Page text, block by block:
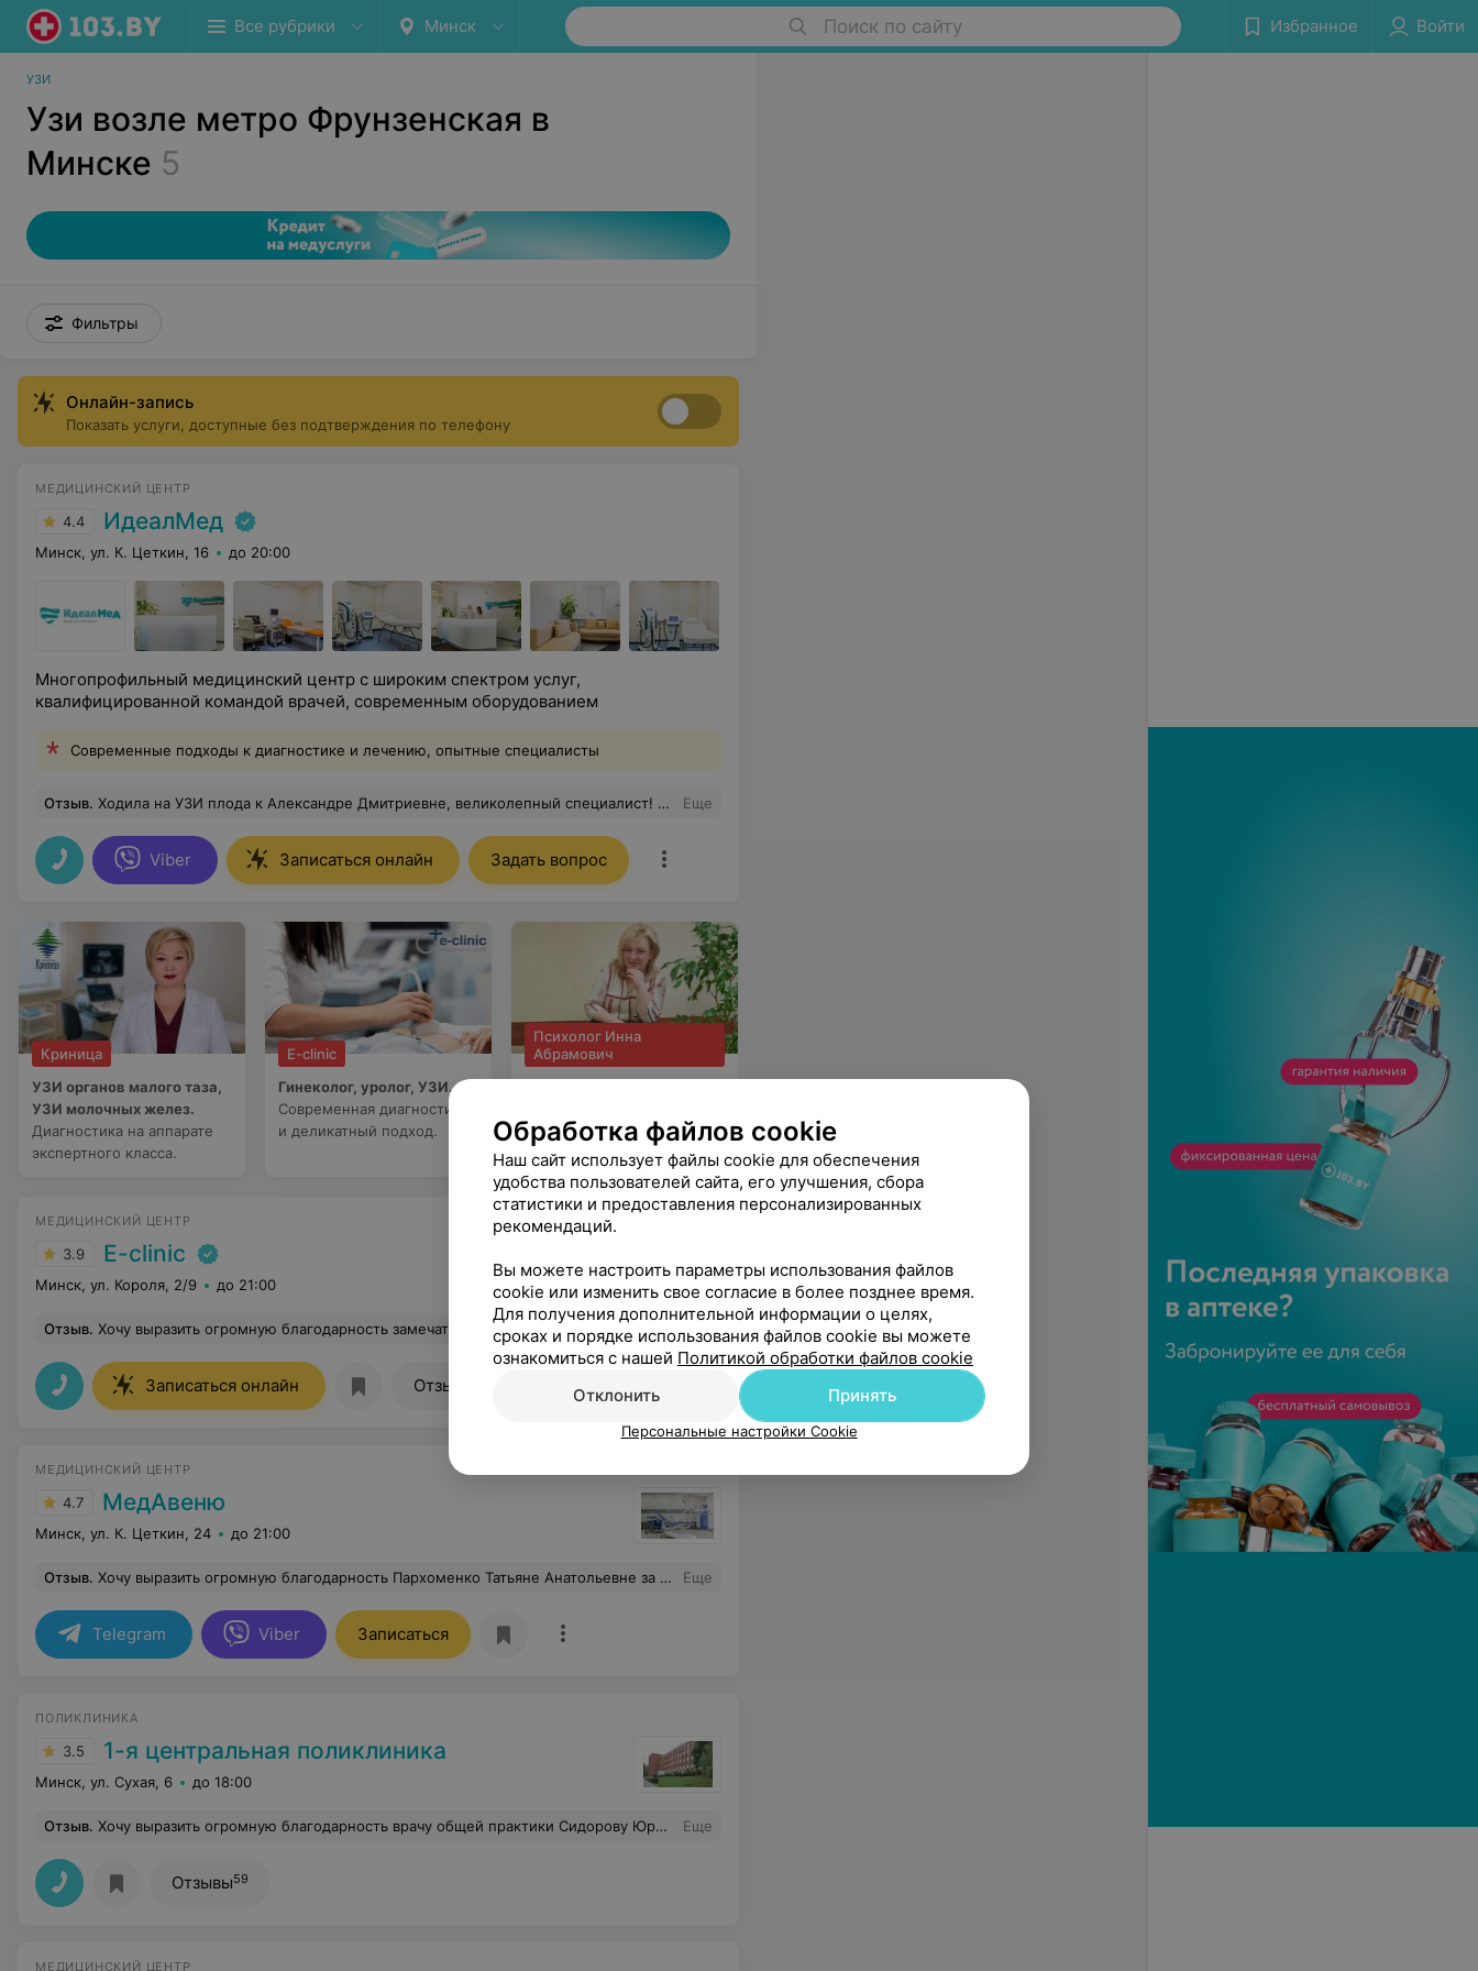
Все рубрики Минск Поиск по сайту Избранное Войти
УЗИ
Узи возле метро Фрунзенская в
Минске 5
Фильтры
Онлайн-запись
Показать услуги, доступные без подтверждения по телефону
МЕДИЦИНСКИЙ ЦЕНТР
4.4 ИдеалМед
Минск, ул. К. Цеткин, 16 до 20:00
Многопрофильный медицинский центр с широким спектром услуг,
квалифицированной командой врачей, современным оборудованием
Современные подходы к диагностике и лечению, опытные специалисты
Отзыв. Ходила на УЗИ плода к Александре Дмитриевне, великолепный специалист! Все внимательно, чутко, тактично. Ответила на все вопросы, показала малыша. После приема только положительные эмоции и спокойствие! Рекомендую от души! Большое спасибо! Еще
Viber Записаться онлайн Задать вопрос
Криница
УЗИ органов малого таза,
УЗИ молочных желез.
Диагностика на аппарате
экспертного класса.
E-clinic
Гинеколог, уролог, УЗИ.
Современная диагностика
и деликатный подход.
Психолог Инна
Абрамович
МЕДИЦИНСКИЙ ЦЕНТР
3.9 E-clinic
Минск, ул. Короля, 2/9 до 21:00
Отзыв. Хочу выразить огромную благодарность замечательному врачу Судникович Анне Андреевне за первый гинекологический осмотр моей дочери. Это очень волнительный момент, но доктор сразу расположила к себе и меня, и ребенка. Осмотр прошел максимально бережно и деликатно, без страха и дискомфорта. Отдельное спасибо за комплексный подход — нам также провели УЗИ брюшной полости и щитовидной железы прямо на приеме. Доктор всё доступно объяснила, дала спокойную и развернутую консультацию. Очень ценно внимание к деталям и искренняя забота о здоровье маленькой пациентки. Огромное спасибо за ваш профессионализм и доброе сердце! Еще
Записаться онлайн Отзывы Все адреса
МЕДИЦИНСКИЙ ЦЕНТР
4.7 МедАвеню
Минск, ул. К. Цеткин, 24 до 21:00
Отзыв. Хочу выразить огромную благодарность Пархоменко Татьяне Анатольевне за ее профессионализм! Очень грамотный и высококвалифицированный врач. Татьяна Анатольевна тщательно собрала анамнез, очень для меня комфортно провела осмотр, выполнила УЗИ. Единственный доктор, который за всю мою жизнь провел диагностику МТД, рекомендовала упражнения для укрепления мышц. Татьяне Анатольевне доверяю не только свое здоровье, но и здоровье дочери - подростка. Еще
Telegram Viber Записаться
ПОЛИКЛИНИКА
3.5 1-я центральная поликлиника
Минск, ул. Сухая, 6 до 18:00
Отзыв. Хочу выразить огромную благодарность врачу общей практики Сидорову Юрию Никитичу. И не только от меня, но и от всех жителей нашего дома 18 по ул. Киселева. Высокий профессионализм, грамотный подход к лечению, вежливость, быстрота и чёткость. Огромное Вам спасибо, Юрий Никитич за Вашу работу! С уважением. Татьяна и Сергей Шевченко. Еще
Отзывы59
МЕДИЦИНСКИЙ ЦЕНТР
Обработка файлов cookie
Наш сайт использует файлы cookie для обеспечения
удобства пользователей сайта, его улучшения, сбора
статистики и предоставления персонализированных
рекомендаций.
Вы можете настроить параметры использования файлов
cookie или изменить свое согласие в более позднее время.
Для получения дополнительной информации о целях,
сроках и порядке использования файлов cookie вы можете
ознакомиться с нашей Политикой обработки файлов cookie
Отклонить
Принять
Персональные настройки Cookie